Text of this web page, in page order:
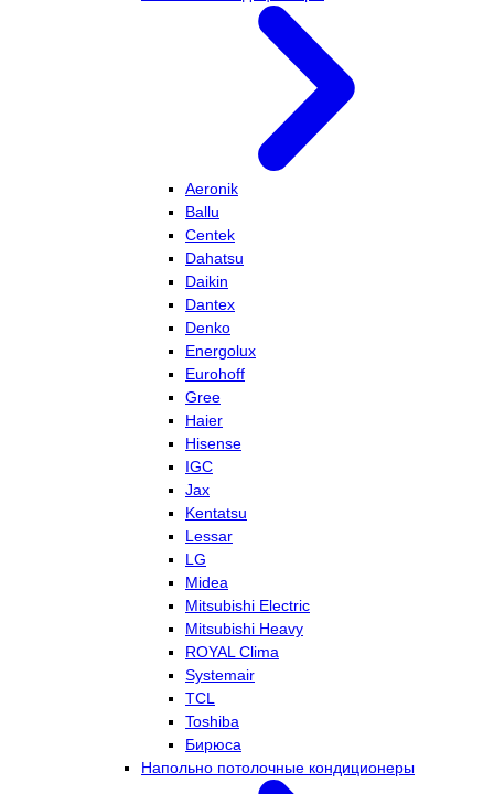
Aeronik
Ballu
Centek
Dahatsu
Daikin
Dantex
Denko
Energolux
Eurohoff
Gree
Haier
Hisense
IGC
Jax
Kentatsu
Lessar
LG
Midea
Mitsubishi Electric
Mitsubishi Heavy
ROYAL Clima
Systemair
TCL
Toshiba
Бирюса
Напольно потолочные кондиционеры